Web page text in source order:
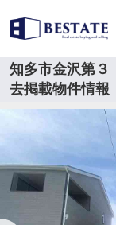
知多市金沢第
去掲載物件情報